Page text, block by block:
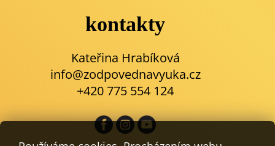
kontakty
Kateřina Hrabíková
info@zodpovednavyuka.cz
+420 775 554 124